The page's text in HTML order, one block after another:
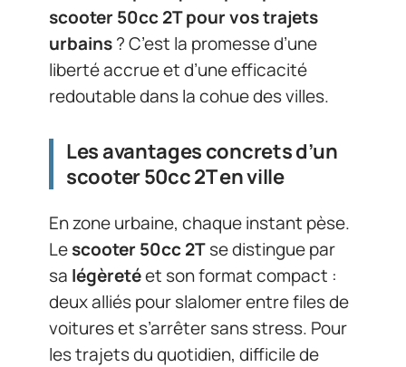
scooter 50cc 2T pour vos trajets
urbains? C’est la promesse d’une
liberté accrue et d’une efficacité
redoutable dans la cohue des villes.
Les avantages concrets d’un
scooter 50cc 2T en ville
En zone urbaine, chaque instant pèse.
Lescooter 50cc 2Tse distingue par
sa légèretéet son format compact :
deux alliés pour slalomer entre files de
voitures et s’arrêter sans stress. Pour
les trajets du quotidien, difficile de